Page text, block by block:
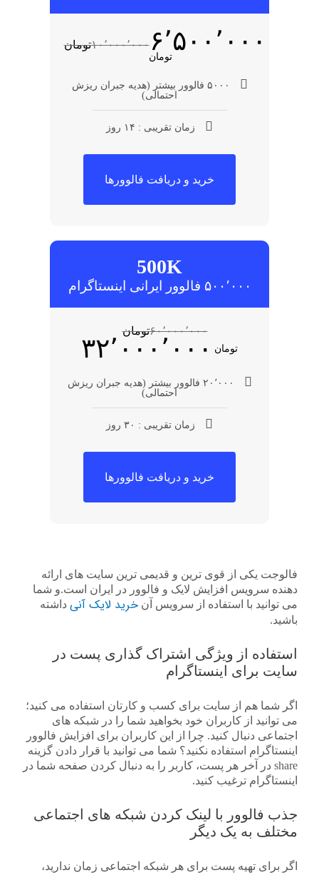
۱۰٬۰۰۰٬۰۰۰تومان ۶٬۵۰۰٬۰۰۰
تومان
۵۰۰۰ فالوور بیشتر (هدیه جبران ریزش
احتمالی)
زمان تقریبی : ۱۴ روز
خرید و دریافت فالوورها
500K
۵۰۰٬۰۰۰ فالوور ایرانی اینستاگرام
۶۰٬۰۰۰٬۰۰۰تومان
۳۲٬۰۰۰٬۰۰۰ تومان
۲۰٬۰۰۰ فالوور بیشتر (هدیه جبران ریزش
احتمالی)
زمان تقریبی : ۳۰ روز
خرید و دریافت فالوورها
فالوجت یکی از قوی ترین و قدیمی ترین سایت های ارائه
دهنده سرویس افزایش لایک و فالوور در ایران است.و شما
می توانید با استفاده از سرویس آن خرید لایک آنی داشته
باشید.
استفاده از ویژگی اشتراک گذاری پست در
سایت برای اینستاگرام
اگر شما هم از سایت برای کسب و کارتان استفاده می کنید؛
می توانید از کاربران خود بخواهید شما را در شبکه های
اجتماعی دنبال کنید. چرا از این کاربران برای افزایش فالوور
اینستاگرام استفاده نکنید؟ شما می توانید با قرار دادن گزینه
share در آخر هر پست، کاربر را به دنبال کردن صفحه شما در
اینستاگرام ترغیب کنید.
جذب فالوور با لینک کردن شبکه های اجتماعی
مختلف به یک دیگر
اگر برای تهیه پست برای هر شبکه اجتماعی زمان ندارید،